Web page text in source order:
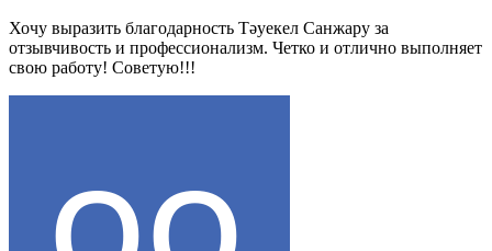
Хочу выразить благодарность Тәуекел Санжару за
отзывчивость и профессионализм. Четко и отлично выполняет
свою работу! Советую!!!